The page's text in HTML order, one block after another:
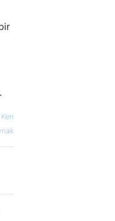
Ken